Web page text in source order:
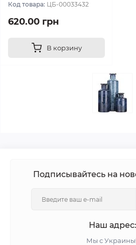
Код товара: ЦБ-00033432
620.00 грн
В корзину
Подписывайтесь на
Наш адрес:
Мы с